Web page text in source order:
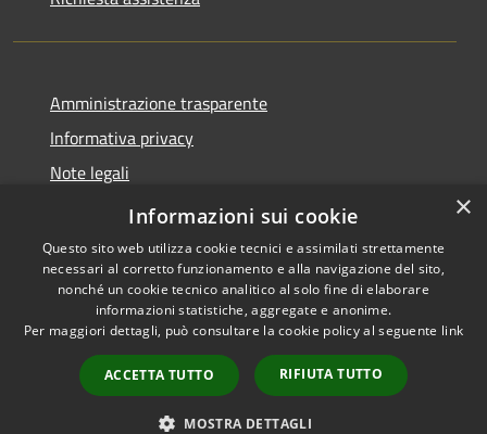
Amministrazione trasparente
Informativa privacy
Note legali
Dichiarazione di accessibilità
Accessibilità
Copyright © 2026 • Comune di
Cervia • Powered by
Municipium•
Accesso
redazione
×
Informazioni sui cookie
Questo sito web utilizza cookie tecnici e assimilati strettamente
necessari al corretto funzionamento e alla navigazione del sito,
nonché un cookie tecnico analitico al solo fine di elaborare
informazioni statistiche, aggregate e anonime.
Per maggiori dettagli, può consultare la cookie policy al seguente link
ACCETTA TUTTO RIFIUTA TUTTO
MOSTRA DETTAGLI